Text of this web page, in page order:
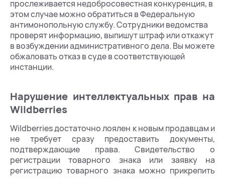
прослеживается недобросовестная конкуренция, в
этом случае можно обратиться в Федеральную
антимонопольную службу. Сотрудники ведомства
проверят информацию, выпишут штраф или откажут
в возбуждении административного дела. Вы можете
обжаловать отказ в суде в соответствующей
инстанции.
Нарушение интеллектуальных прав на
Wildberries
Wildberries достаточно лоялен к новым продавцам и
не требует сразу предоставить документы,
подтверждающие права. Свидетельство о
регистрации товарного знака или заявку на
регистрацию товарного знака можно прикрепить